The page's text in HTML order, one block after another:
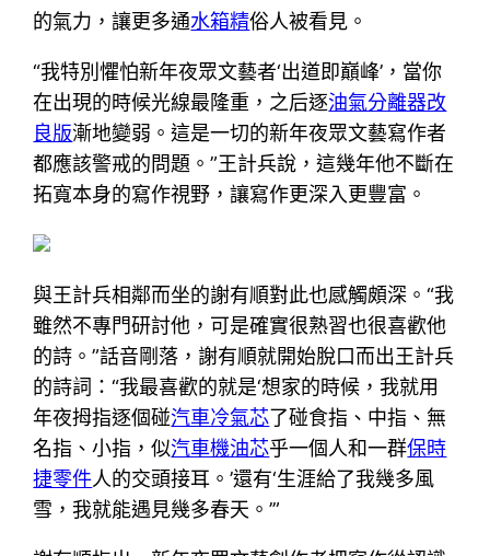
的氣力，讓更多通水箱精俗人被看見。
“我特別懼怕新年夜眾文藝者‘出道即巔峰’，當你
在出現的時候光線最隆重，之后逐油氣分離器改
良版漸地變弱。這是一切的新年夜眾文藝寫作者
都應該警戒的問題。”王計兵說，這幾年他不斷在
拓寬本身的寫作視野，讓寫作更深入更豐富。
與王計兵相鄰而坐的謝有順對此也感觸頗深。“我
雖然不專門研討他，可是確實很熟習也很喜歡他
的詩。”話音剛落，謝有順就開始脫口而出王計兵
的詩詞：“我最喜歡的就是‘想家的時候，我就用
年夜拇指逐個碰汽車冷氣芯了碰食指、中指、無
名指、小指，似汽車機油芯乎一個人和一群保時
捷零件人的交頭接耳。’還有‘生涯給了我幾多風
雪，我就能遇見幾多春天。’”